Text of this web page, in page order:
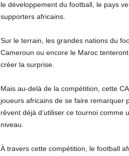
le développement du football, le pays
supporters africains.
Sur le terrain, les grandes nations du
Cameroun ou encore le Maroc
créer la surprise.
Mais au-delà de la compétition, cette
joueurs africains de se faire remarquer
rêvent déjà d’utiliser ce tournoi
niveau.
À travers cette compétition, le football